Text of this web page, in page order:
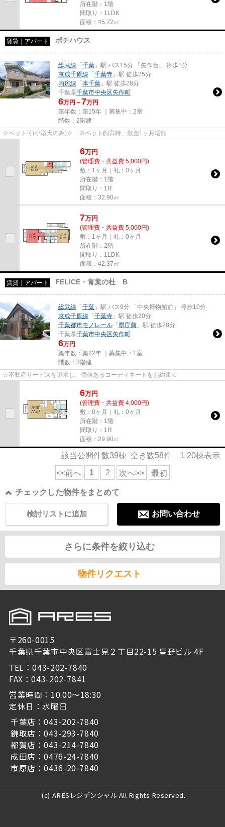
所在階：1階
間取り：1LDK
面積：45.72㎡
賃貸｜アパート ポチハウス
総武線 「 千葉 」駅 バス15分 「矢作台」 停歩1分
京成千原線 「 千葉寺 」駅 徒歩25分
内房線 「 本千葉 」駅 徒歩28分
千葉県千葉市中央区矢作町
6万円～7万円
築年数：築15年 ｜募集中： 2室
階数：2階建
☆ペット可(小型犬のみ)☆ ※ペット飼育時、敷金1ヶ月増額
6万円
(管理費・共益費 5,000円)
敷：1ヶ月｜礼：0ヶ月
所在階：1階
間取り：1R
面積：32.90㎡
7万円
(管理費・共益費 5,000円)
敷：1ヶ月｜礼：0ヶ月
所在階：2階
間取り：1LDK
面積：42.37㎡
賃貸｜アパート FELICE・青葉の杜 B
総武線 「 千葉 」駅 バス9分 「中央博物館前」 停歩10分
京成千原線 「 千葉寺 」駅 徒歩20分
千葉都市モノレール 「 県庁前 」駅 徒歩28分
千葉県千葉市中央区矢作町
6万円
築年数：築22年 ｜募集中： 1室
階数：3階建
☆不動産サービスを追求し、価値あるコーディネートをお約束☆
6万円
(管理費・共益費 4,000円)
敷：0ヶ月｜礼：0ヶ月
所在階：1階
間取り：1R
面積：29.90㎡
該当公開件数39棟 空き数58件 1-20棟表示
<<前へ 1 2 次へ>> 最初
チェックした物件をまとめて
お問い合わせ
検討リストに追加
さらに条件を絞り込む
物件リクエスト
〒260-0015
千葉県千葉市中央区富士見２丁目22-15 星野ビル 4F
TEL：043-202-7840
FAX：043-202-7841
営業時間：10:00～18:30
定休日：水曜日
千葉店：043-202-7840
鎌取店：043-293-7840
都賀店：043-214-7840
成田店：0476-24-7840
市原店：0436-20-7840
(c) ARESレジデンシャル All Rights Reserved.